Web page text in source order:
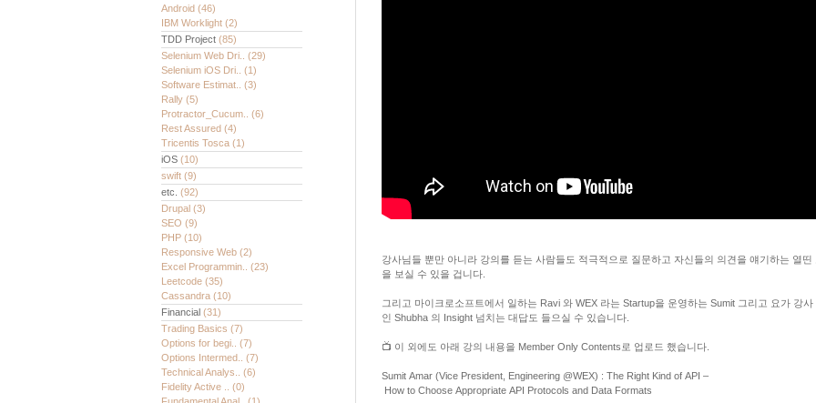
Android (46)
IBM Worklight (2)
TDD Project (85)
Selenium Web Dri.. (29)
Selenium iOS Dri.. (1)
Software Estimat.. (3)
Rally (5)
Protractor_Cucum.. (6)
Rest Assured (4)
Tricentis Tosca (1)
iOS (10)
swift (9)
etc. (92)
Drupal (3)
SEO (9)
PHP (10)
Responsive Web (2)
Excel Programmin.. (23)
Leetcode (35)
Cassandra (10)
Financial (31)
Trading Basics (7)
Options for begi.. (7)
Options Intermed.. (7)
Technical Analys.. (6)
Fidelity Active .. (0)
강사님들 뿐만 아니라 강의를 듣는 사람들도 적극적으로 질문하고 자신들의 의견을 얘기하는 열띤
을 보실 수 있을 겁니다.
그리고 마이크로소프트에서 일하는 Ravi 와 WEX 라는 Startup을 운영하는 Sumit 그리고 요가 강사
인 Shubha 의 Insight 넘치는 대답도 들으실 수 있습니다.
📺 이 외에도 아래 강의 내용을 Member Only Contents로 업로드 했습니다.
Sumit Amar (Vice President, Engineering @WEX) : The Right Kind of API –
How to Choose Appropriate API Protocols and Data Formats